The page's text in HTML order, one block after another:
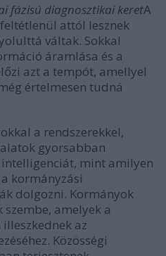
fázisú diagnosztikai keretA
attól lesznek
váltak. Sokkal
áramlása és a
azt a tempót, amellyel
értelmesen tudná
a rendszerekkel,
gyorsabban
intelligenciát, mint amilyen
kormányzási
dolgozni. Kormányok
amelyek a
az
Közösségi